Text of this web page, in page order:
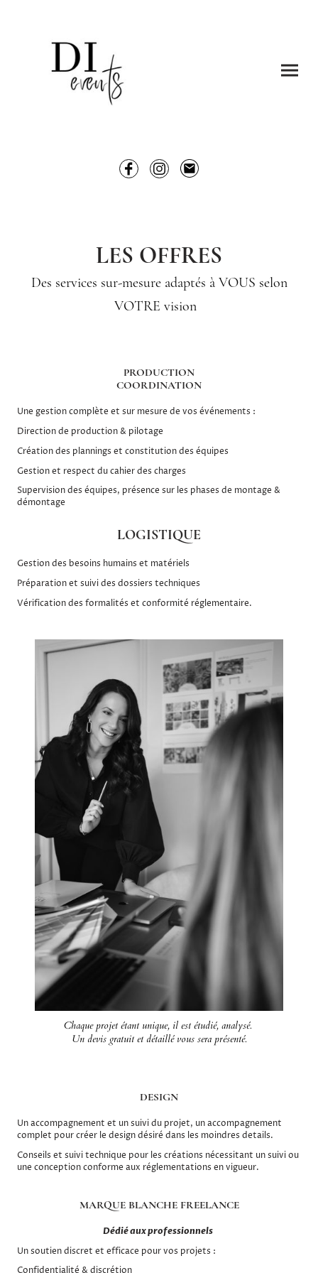
LES OFFRES
Des services sur-mesure adaptés à VOUS selon
VOTRE vision
PRODUCTION
COORDINATION
Une gestion complète et sur mesure de vos événements :
Direction de production & pilotage
Création des plannings et constitution des équipes
Gestion et respect du cahier des charges
Supervision des équipes, présence sur les phases de montage &
démontage
LOGISTIQUE
Gestion des besoins humains et matériels
Préparation et suivi des dossiers techniques
Vérification des formalités et conformité réglementaire.
Chaque projet étant unique, il est étudié, analysé.
Un devis gratuit et détaillé vous sera présenté.
DESIGN
Un accompagnement et un suivi du projet, un accompagnement
complet pour créer le design désiré dans les moindres details.
Conseils et suivi technique pour les créations nécessitant un suivi ou
une conception conforme aux réglementations en vigueur.
MARQUE BLANCHE FREELANCE
Dédié aux professionnels
Un soutien discret et efficace pour vos projets :